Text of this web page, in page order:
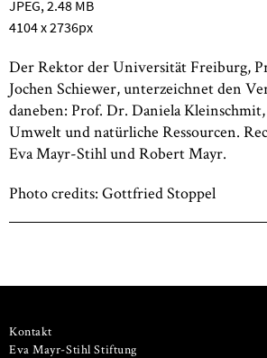
JPEG, 2.48 MB
4104 x 2736px
Der Rektor der Universität Freiburg,
Jochen Schiewer, unterzeichnet den
daneben: Prof. Dr. Daniela
Umwelt und natürliche Ressourcen.
Eva Mayr-Stihl und Robert Mayr.
Photo credits: Gottfried Stoppel
Kontakt
Eva Mayr-Stihl Stiftung